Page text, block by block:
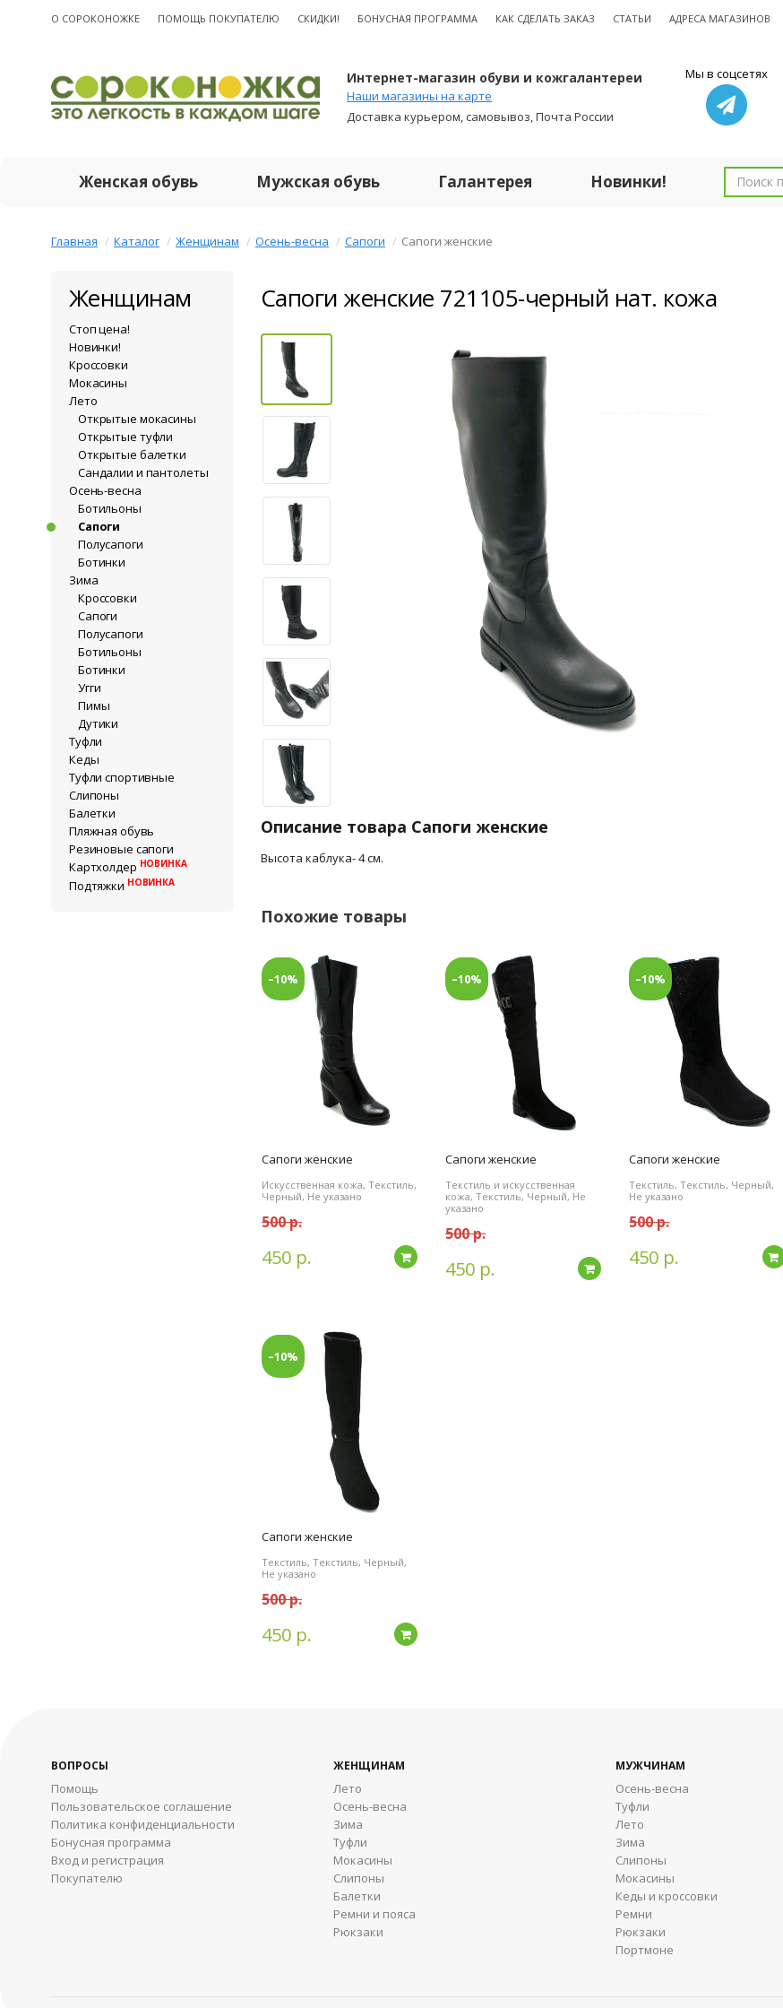
О CОРОКОНОЖКЕ ПОМОЩЬ ПОКУПАТЕЛЮ СКИДКИ! БОНУСНАЯ ПРОГРАММА КАК СДЕЛАТЬ ЗАКАЗ СТАТЬИ АДРЕСА МАГАЗИНОВ
Интернет-магазин обуви и кожгалантереи
Наши магазины на карте
Доставка курьером, самовывоз, Почта России
Мы в соцсетях
Женская обувь Мужская обувь Галантерея Новинки!
Главная Каталог Женщинам Осень-весна Сапоги Сапоги женские
Женщинам
Стоп цена!
Новинки!
Кроссовки
Мокасины
Лето
Открытые мокасины
Открытые туфли
Открытые балетки
Сандалии и пантолеты
Осень-весна
Ботильоны
Сапоги
Полусапоги
Ботинки
Зима
Кроссовки
Сапоги
Полусапоги
Ботильоны
Ботинки
Угги
Пимы
Дутики
Туфли
Кеды
Туфли спортивные
Слипоны
Балетки
Пляжная обувь
Резиновые сапоги
Картхолдер НОВИНКА
Подтяжки НОВИНКА
Сапоги женские 721105-черный нат. кожа
Описание товара Сапоги женские
Высота каблука- 4 см.
Похожие товары
–10%
Сапоги женские
Искусственная кожа, Текстиль,
Черный, Не указано
500 р.
450 р. Подробнее
–10%
Сапоги женские
Текстиль и искусственная
кожа, Текстиль, Черный, Не
указано
500 р.
450 р. Подробнее
–10%
Сапоги женские
Текстиль, Текстиль, Черный,
Не указано
500 р.
450 р.
–10%
Сапоги женские
Текстиль, Текстиль, Черный,
Не указано
500 р.
450 р. Подробнее
ВОПРОСЫ
Помощь
Пользовательское соглашение
Политика конфиденциальности
Бонусная программа
Вход и регистрация
Покупателю
ЖЕНЩИНАМ
Лето
Осень-весна
Зима
Туфли
Мокасины
Слипоны
Балетки
Ремни и пояса
Рюкзаки
МУЖЧИНАМ
Осень-весна
Туфли
Лето
Зима
Cлипоны
Мокасины
Кеды и кроссовки
Ремни
Рюкзаки
Портмоне